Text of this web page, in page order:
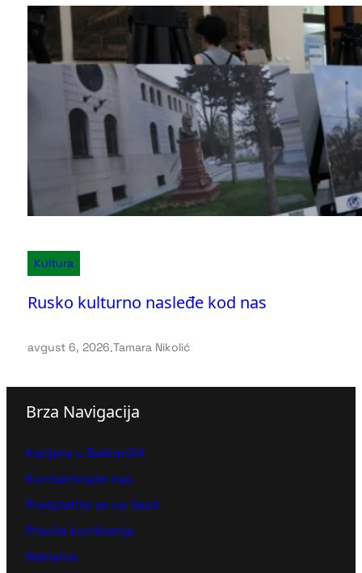
Kultura
Rusko kulturno nasleđe kod nas
avgust 6, 2026.Tamara Nikolić
Brza Navigacija
Karijera u Balkan24
Kontaktirajte nas
Pretplatite se na Vesti
Pravila korišćenja
Reklama